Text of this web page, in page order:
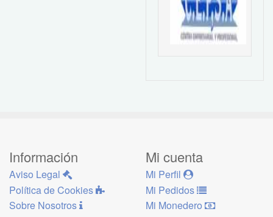
Información
Aviso Legal
Política de Cookies
Sobre Nosotros
Mi cuenta
Mi Perfil
Mi Pedidos
Mi Monedero